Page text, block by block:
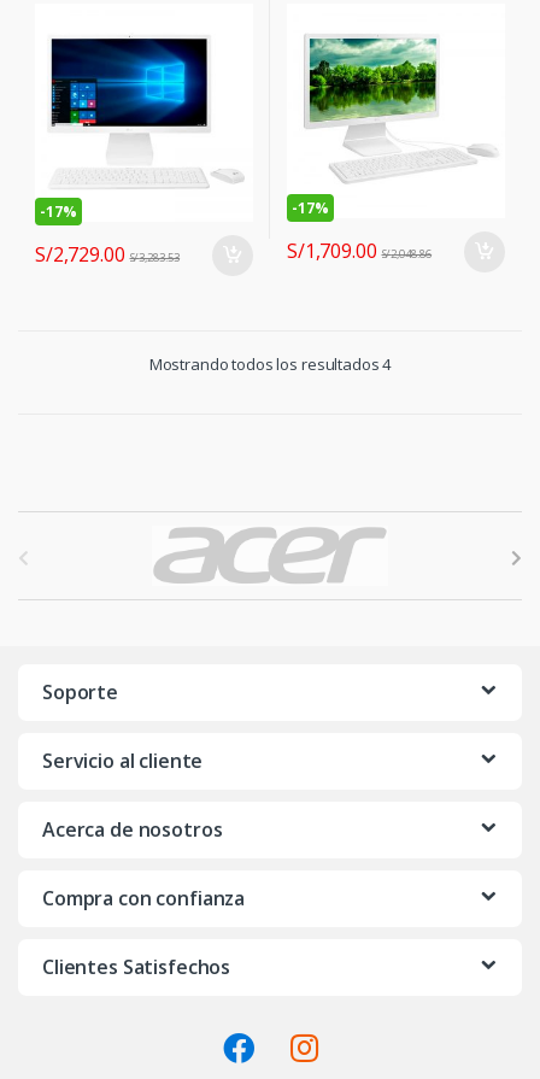
-17%
S/2,729.00 S/3,283.53
-17%
S/1,709.00 S/2,048.86
Mostrando todos los resultados 4
Soporte
Servicio al cliente
Acerca de nosotros
Compra con confianza
Clientes Satisfechos